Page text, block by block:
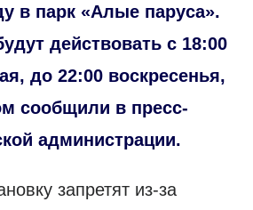
в парк «Алые паруса».
действовать с 18:00
до 22:00 воскресенья,
сообщили в пресс-
администрации.
запретят из-за